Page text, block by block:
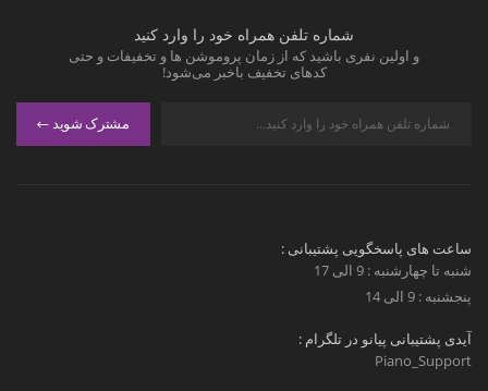
شماره تلفن همراه خود را وارد کنید
و اولین نفری باشید که از زمان پروموشن ها و تخفیفات و حتی
کدهای تخفیف باخبر می‌شود!
مشترک شوید
ساعت های پاسخگویی پشتیبانی :
شنبه تا چهارشنبه : 9 الی 17
پنجشنبه : 9 الی 14
آیدی پشتیبانی پیانو در تلگرام :
Piano_Support